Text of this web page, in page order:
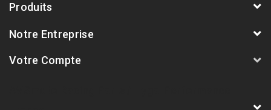
Produits
Notre Entreprise
Votre Compte